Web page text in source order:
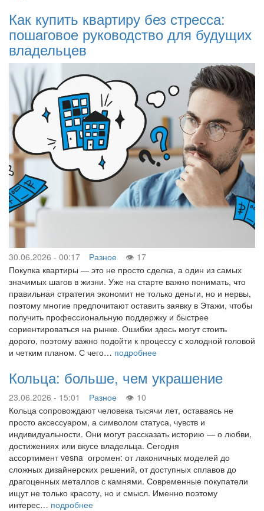
Как купить квартиру без стресса:
пошаговое руководство для будущих
владельцев
30.06.2026 - 00:17 Разное
17
Покупка квартиры — это не просто сделка, а один из самых
значимых шагов в жизни. Уже на старте важно понимать, что
правильная стратегия экономит не только деньги, но и нервы,
поэтому многие предпочитают оставить заявку в Этажи, чтобы
получить профессиональную поддержку и быстрее
сориентироваться на рынке. Ошибки здесь могут стоить
дорого, поэтому важно подойти к процессу с холодной головой
и четким планом. С чего… подробнее
Кольца: больше, чем украшение
23.06.2026 - 15:01 Разное
10
Кольца сопровождают человека тысячи лет, оставаясь не
просто аксессуаром, а символом статуса, чувств и
индивидуальности. Они могут рассказать историю — о любви,
достижениях или вкусе владельца. Сегодня
ассортимент vesna огромен: от лаконичных моделей до
сложных дизайнерских решений, от доступных сплавов до
драгоценных металлов с камнями. Современные покупатели
ищут не только красоту, но и смысл. Именно поэтому
интерес… подробнее